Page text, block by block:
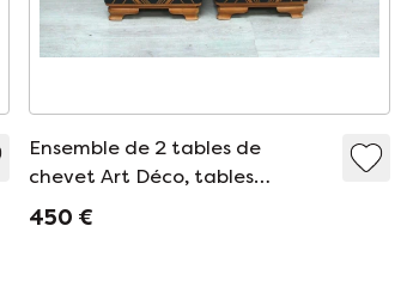
Ensemble de 2 tables de
chevet Art Déco, tables
d'appoint pour canapé, chêne
450 €